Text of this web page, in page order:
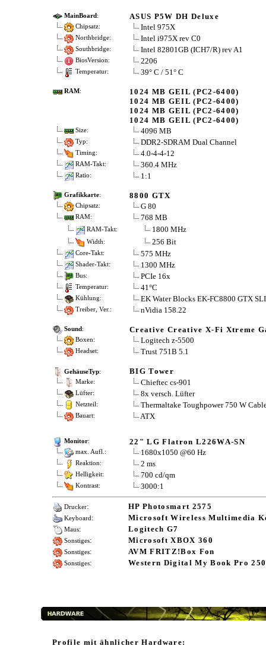
MainBoard: ASUS P5W DH Deluxe
Chipsatz: Intel 975X
Northbridge: Intel i975X rev C0
Southbridge: Intel 82801GB (ICH7/R) rev A1
BiosVersion: 2206
Temperatur: 39° C / 51° C
RAM:
1024 MB GEIL (PC2-6400)
1024 MB GEIL (PC2-6400)
1024 MB GEIL (PC2-6400)
1024 MB GEIL (PC2-6400)
Size: 4096 MB
Typ: DDR2-SDRAM Dual Channel
Timing: 4.0-4-4-12
RAM-Takt: 360.4 MHz
Ratio: 1:1
Grafikkarte: 8800 GTX
Chipsatz: G 80
RAM: 768 MB
RAM-Takt: 1800 MHz
Width: 256 Bit
Core-Takt: 575 MHz
Shader-Takt: 1300 MHz
Bus: PCIe 16x
Temperatur: 41°C
Kühlung: EK Water Blocks EK-FC8800 GTX
Treiber, Ver.: nVidia 158.22
Sound: Creative Creative X-Fi Xtreme
Boxen: Logitech z-5500
Headset: Trust 751B 5.1
GehäuseTyp: BIG Tower
Marke: Chieftec cs-901
Lüfter: 8x versch. Lüfter
Netzteil: Thermaltake Toughpower 750 W
Bauart: ATX
Monitor: 22" LG Flatron L226WA-SN
max. Aufl.: 1680x1050 @60 Hz
Reaktion: 2 ms
Helligkeit: 700 cd/qm
Kontrast: 3000:1
Drucker: HP Photosmart 2575
Keyboard: Microsoft Wireless Multimedia
Maus: Logitech G7
Sonstiges: Microsoft XBOX 360
Sonstiges: AVM FRITZ!Box Fon
Sonstiges: Western Digital My Book Pro 250
Profile mit ähnlicher Hardware: